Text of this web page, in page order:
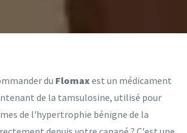
du Flomax est un médicament
de la tamsulosine, utilisé pour
de l'hypertrophie bénigne de la